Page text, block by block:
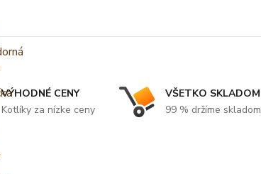
VÝHODNÉ CENY
Kotlíky za nízke ceny
VŠETKO SKLADOM
99 % držíme skladom